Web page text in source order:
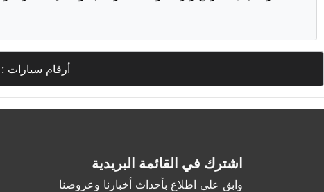
أرقام سيارات :
اشترك في القائمة البريدية
وابق على اطلاع بأحداث أخبارنا وعروضنا